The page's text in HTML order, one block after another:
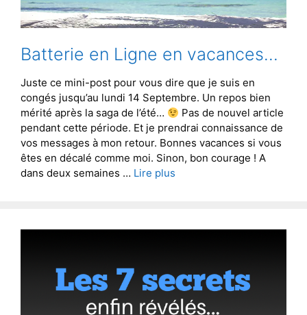
Batterie en Ligne en vacances…
Juste ce mini-post pour vous dire que je suis en
congés jusqu’au lundi 14 Septembre. Un repos bien
mérité après la saga de l’été…
Pas de nouvel article
pendant cette période. Et je prendrai connaissance de
vos messages à mon retour. Bonnes vacances si vous
êtes en décalé comme moi. Sinon, bon courage ! A
dans deux semaines … Lire plus